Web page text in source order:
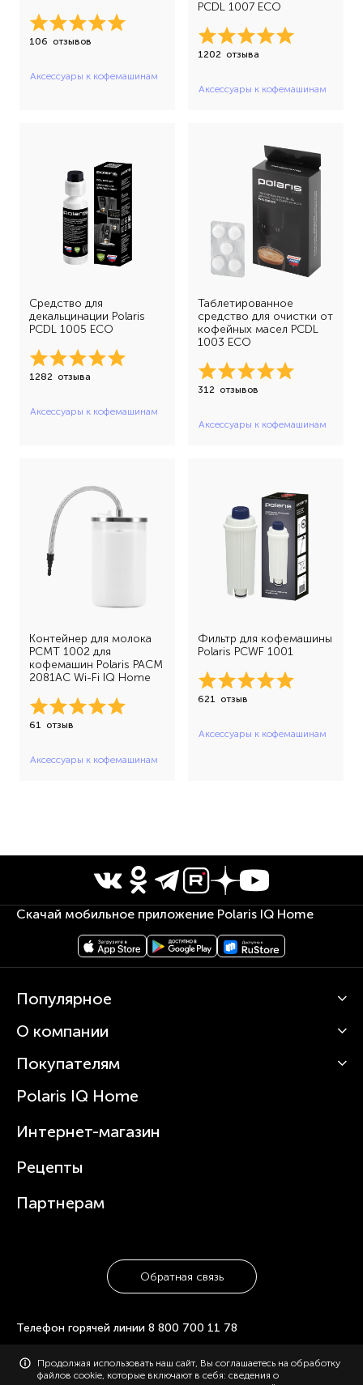
106 отзывов
Аксессуары к кофемашинам
PCDL 1007 ECO
1202 отзыва
Аксессуары к кофемашинам
Средство для
декальцинации Polaris
PCDL 1005 ECO
1282 отзыва
Аксессуары к кофемашинам
Таблетированное
средство для очистки от
кофейных масел PCDL
1003 ECO
312 отзывов
Аксессуары к кофемашинам
Контейнер для молока
PCMT 1002 для
кофемашин Polaris PACM
2081AC Wi-Fi IQ Home
61 отзыв
Аксессуары к кофемашинам
Фильтр для кофемашины
Polaris PCWF 1001
621 отзыв
Аксессуары к кофемашинам
Скачай мобильное приложение Polaris IQ Home
Популярное
Кофемашины
Вертикальные пылесосы
Зубные щетки и ирригаторы
Увлажнители
Посуда
О компании
О Polaris
Статьи
Покупателям
Сервисные центры
Где купить
Polaris IQ Home
Интернет-магазин
Рецепты
Партнерам
Обратная связь
Телефон горячей линии 8 800 700 11 78
© 2006-2026 «Polaris». Все права защищены. Использование
материалов с сайта polaris.ru возможно только с разрешения
Продолжая использовать наш сайт, Вы соглашаетесь на обработку
файлов cookie, которые включают в себя: сведения о